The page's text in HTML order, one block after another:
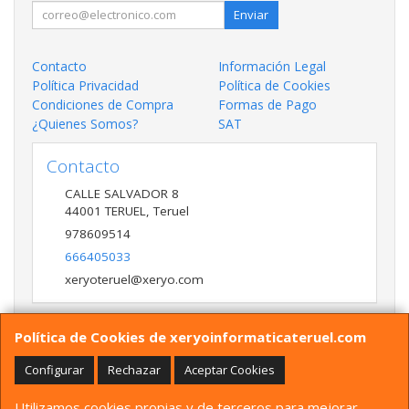
Política de Cookies de xeryoinformaticateruel.com
Configurar Rechazar Aceptar Cookies
Enviar
Contacto
Información Legal
Política Privacidad
Política de Cookies
Condiciones de Compra
Formas de Pago
¿Quienes Somos?
SAT
Contacto
CALLE SALVADOR 8
44001 TERUEL ,Teruel
978609514
666405033
xeryoteruel@xeryo.com
Horario
LUNES A VIERNES 9:30 A 13:30 17:00 a 20:00 Y
SÁBADO 10:00 A 13:30